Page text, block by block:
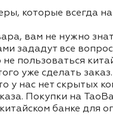
которые всегда
вам не нужно
зададут все
пользоваться
уже сделать заказ.
у нас нет скрытых
Покупки на
банке для